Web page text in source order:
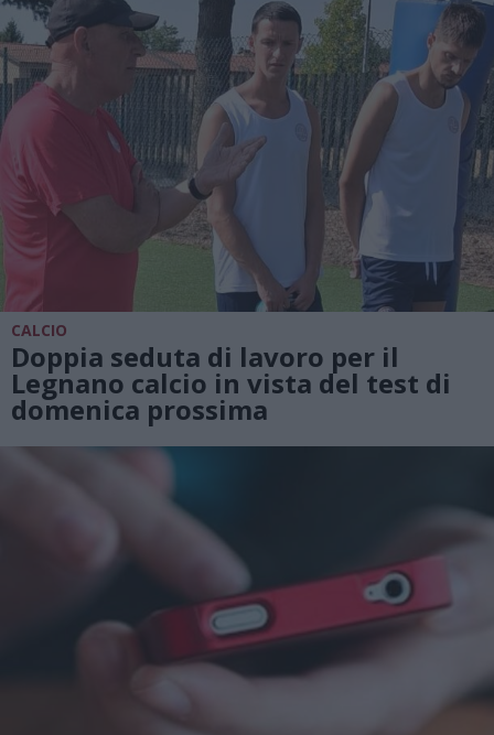
CALCIO
Doppia seduta di lavoro per il
Legnano calcio in vista del test di
domenica prossima